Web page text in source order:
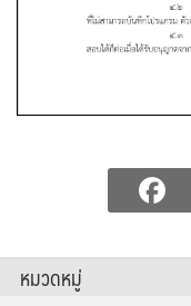
หมวดหมู่